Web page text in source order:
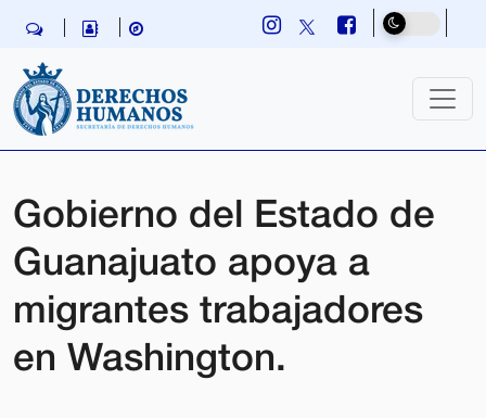
Gobierno del Estado de
Guanajuato apoya a
migrantes trabajadores
en Washington.